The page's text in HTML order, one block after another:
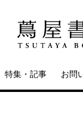
特集・記事 お問